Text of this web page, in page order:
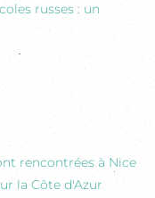
russes : un
rencontrées à Nice
la Côte d'Azur